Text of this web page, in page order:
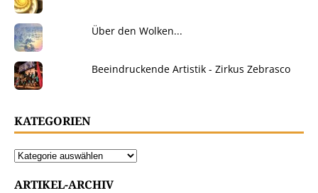
Über den Wolken...
Beeindruckende Artistik - Zirkus Zebrasco
KATEGORIEN
ARTIKEL-ARCHIV